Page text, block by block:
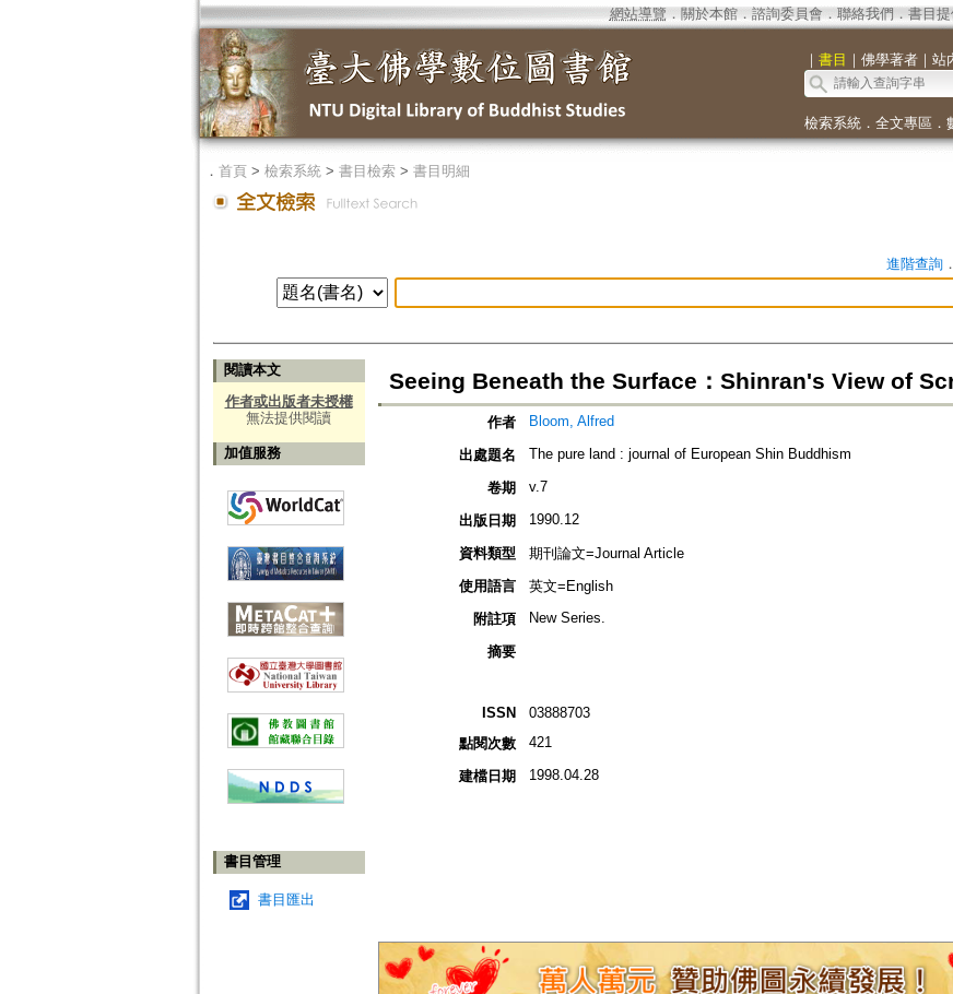
網站導覽 ． 關於本館． 諮詢委員會． 聯絡我們 ． 書目提
｜ 書目 ｜ 佛學著者｜ 站
檢索系統． 全文專區 ．
． 首頁> 檢索系統> 書目檢索> 書目明細
進階查詢．
閱讀本文
作者或出版者未授權
無法提供閱讀
加值服務
書目管理
書目匯出
Seeing Beneath the Surface：Shinran's View of
作者 Bloom, Alfred
出處題名 The pure land : journal of European Shin Buddhism
卷期 v.7
出版日期 1990.12
資料類型
期刊論文=Journal Article
使用語言
英文=English
附註項
New Series.
摘要
ISSN
03888703
點閱次數
421
建檔日期 1998.04.28